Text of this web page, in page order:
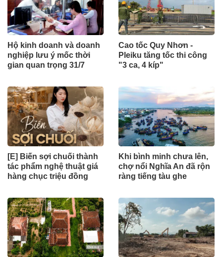
Hộ kinh doanh và doanh
nghiệp lưu ý mốc thời
gian quan trọng 31/7
Cao tốc Quy Nhơn -
Pleiku tăng tốc thi công
"3 ca, 4 kíp"
[E] Biến sợi chuối thành
tác phẩm nghệ thuật giá
hàng chục triệu đồng
Khi bình minh chưa lên,
chợ nổi Nghĩa An đã rộn
ràng tiếng tàu ghe